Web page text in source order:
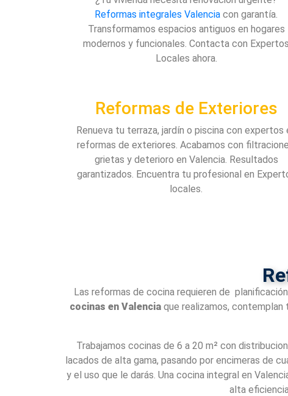
Reformas integrales Valencia con garantía.
Transformamos espacios antiguos en hogares
modernos y funcionales. Contacta con Expertos
Locales ahora.
Reformas de Exteriores
Renueva tu terraza, jardín o piscina con expertos
reformas de exteriores. Acabamos con
grietas y deterioro en Valencia. Resultados
garantizados. Encuentra tu profesional en
locales.
Las reformas de cocina requieren de
cocinas en Valencia que realizamos,
Trabajamos cocinas de 6 a 20 m² con
lacados de alta gama, pasando por encimeras de
y el uso que le darás. Una cocina integral en
alta